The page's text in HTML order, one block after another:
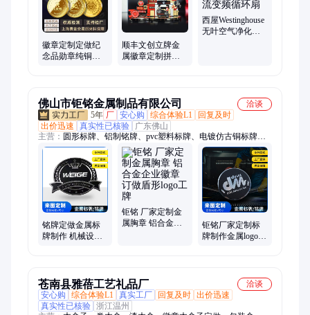
衫定制、定制礼盒、笔记本定制、办公礼品定制、周年庆礼品定
制、T恤文化衫定制、钛杯定制、纪念章定制
徽章定制定做纪
念品勋章纯铜银
顺丰文创立牌金
属徽章定制拼接
西屋Westinghouse
无叶空气净化直
佛山市钜铭金属制品有限公司
洽谈
5年 厂 安心购 综合体验L1
回复及时
出价迅速
真实性已核验
广东佛山
主营： 圆形标牌、铝制铭牌、pvc塑料标牌、电镀仿古铜标牌、
丝印pvc控制面板、平面丝印铭牌、CD纹标牌、pvc丝印铭牌、
电镀铭牌、雕刻铭牌、分体标牌、腐蚀标牌、立体标牌、铝铭
牌、门窗标牌、汽车轮毂标牌、水滴胶标牌、冲压标牌、锌合金
标牌、亚克力标牌、氧化标牌、冲压铝铭牌、包装盒标牌、音响
铝铭牌、铭牌定制
铭牌定做金属标
牌制作 机械设备
钜铭 厂家定制金
属胸章 铝合金企
钜铭厂家定制标
牌制作金属logo车
苍南县雅蓓工艺礼品厂
洽谈
安心购
综合体验L1 真实工厂 回复及时 出价迅速
真实性已核验 浙江温州